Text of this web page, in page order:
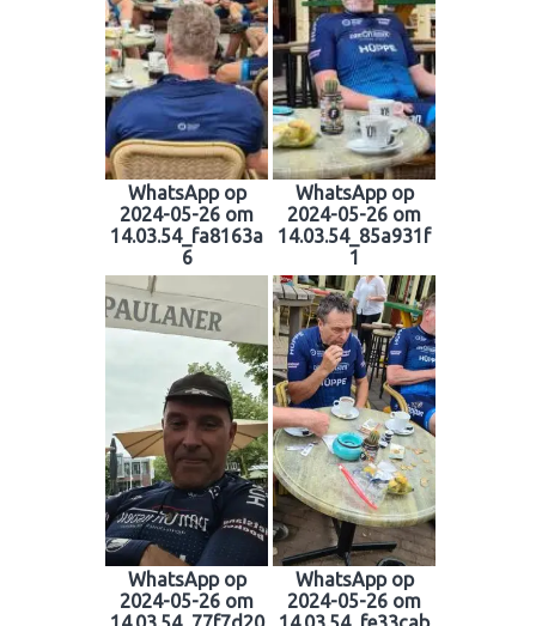
WhatsApp op
2024-05-26 om
14.03.54_fa8163a
6
WhatsApp op
2024-05-26 om
14.03.54_85a931f
1
WhatsApp op
2024-05-26 om
WhatsApp op
2024-05-26 om